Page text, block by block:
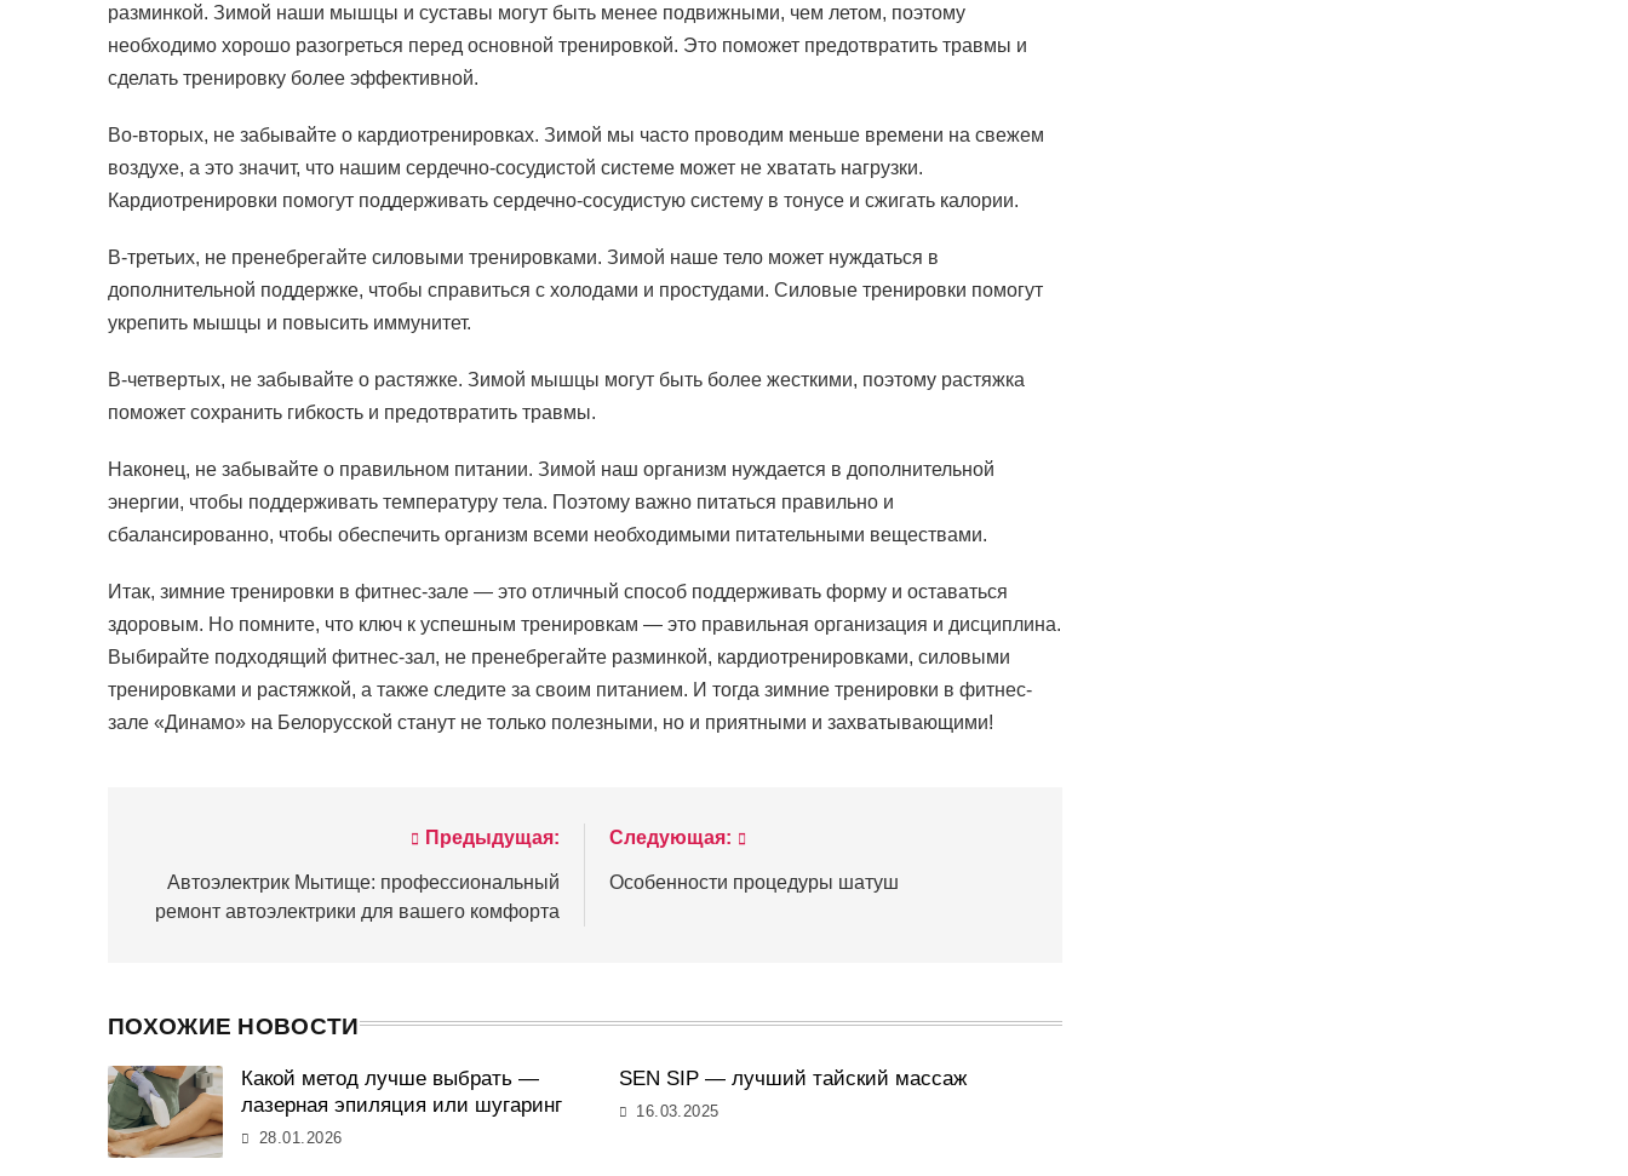
разминкой. Зимой наши мышцы и суставы могут быть менее подвижными, чем летом, поэтому
необходимо хорошо разогреться перед основной тренировкой. Это поможет предотвратить травмы и
сделать тренировку более эффективной.
Во-вторых, не забывайте о кардиотренировках. Зимой мы часто проводим меньше времени на свежем
воздухе, а это значит, что нашим сердечно-сосудистой системе может не хватать нагрузки.
Кардиотренировки помогут поддерживать сердечно-сосудистую систему в тонусе и сжигать калории.
В-третьих, не пренебрегайте силовыми тренировками. Зимой наше тело может нуждаться в
дополнительной поддержке, чтобы справиться с холодами и простудами. Силовые тренировки помогут
укрепить мышцы и повысить иммунитет.
В-четвертых, не забывайте о растяжке. Зимой мышцы могут быть более жесткими, поэтому растяжка
поможет сохранить гибкость и предотвратить травмы.
Наконец, не забывайте о правильном питании. Зимой наш организм нуждается в дополнительной
энергии, чтобы поддерживать температуру тела. Поэтому важно питаться правильно и
сбалансированно, чтобы обеспечить организм всеми необходимыми питательными веществами.
Итак, зимние тренировки в фитнес-зале — это отличный способ поддерживать форму и оставаться
здоровым. Но помните, что ключ к успешным тренировкам — это правильная организация и дисциплина.
Выбирайте подходящий фитнес-зал, не пренебрегайте разминкой, кардиотренировками, силовыми
тренировками и растяжкой, а также следите за своим питанием. И тогда зимние тренировки в фитнес-
зале «Динамо» на Белорусской станут не только полезными, но и приятными и захватывающими!
записям
Предыдущая:
Автоэлектрик Мытище: профессиональный
ремонт автоэлектрики для вашего комфорта
Следующая:
Особенности процедуры шатуш
ПОХОЖИЕ НОВОСТИ
Какой метод лучше выбрать —
лазерная эпиляция или шугаринг
28.01.2026
SEN SIP — лучший тайский массаж
16.03.2025